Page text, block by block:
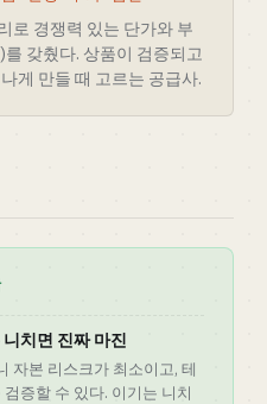
로 경쟁력 있는 단가와 부
를 갖췄다. 상품이 검증되고
게 만들 때 고르는 공급사.
치면 진짜 마진
자본 리스크가 최소이고, 테
증할 수 있다. 이기는 니치